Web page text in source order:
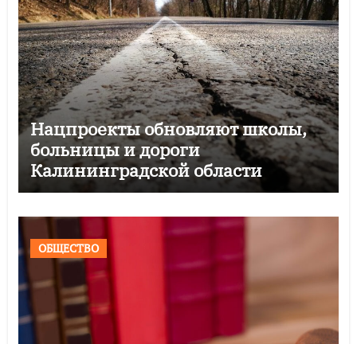
Нацпроекты обновляют школы,
больницы и дороги
Калининградской области
ОБЩЕСТВО